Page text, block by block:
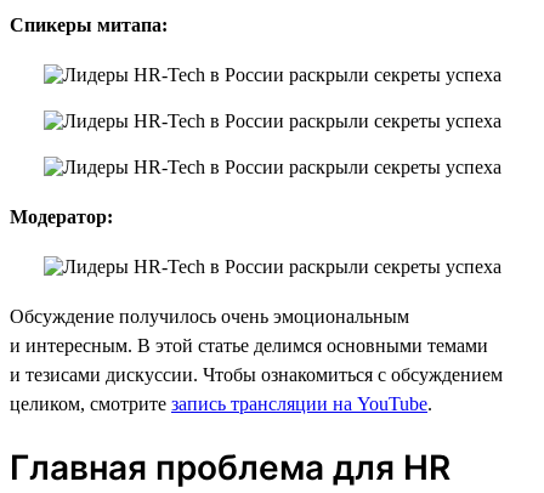
Спикеры митапа:
Модератор:
Обсуждение получилось очень эмоциональным
и интересным. В этой статье делимся основными темами
и тезисами дискуссии. Чтобы ознакомиться с обсуждением
целиком, смотрите запись трансляции на YouTube.
Главная проблема для HR